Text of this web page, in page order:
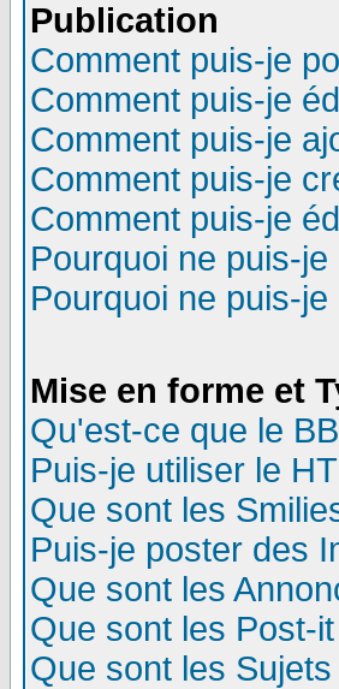
Publication
Comment puis-je
Comment puis-je
Comment puis-je
Comment puis-je
Comment puis-je
Pourquoi ne puis-
Pourquoi ne puis-
Mise en forme et
Qu'est-ce que le
Puis-je utiliser le
Que sont les
Puis-je poster des
Que sont les
Que sont les Post-
Que sont les